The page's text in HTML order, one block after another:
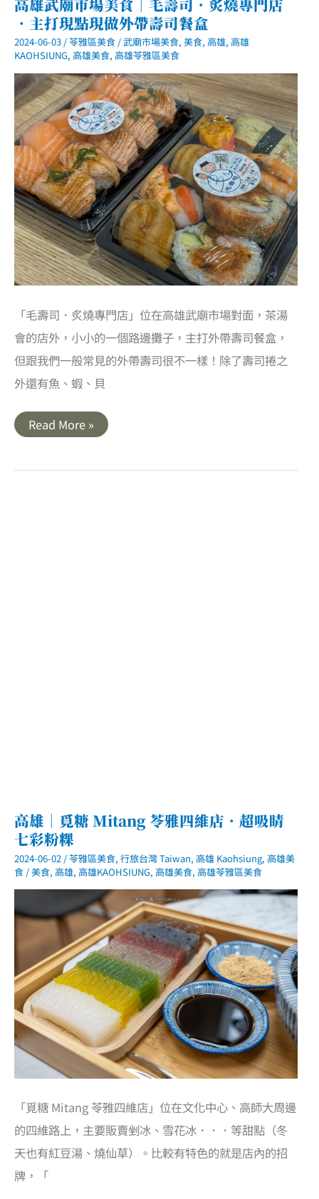
騎
士
炸
雞
MLD
鋁
門
市．
重
溫
小
時
候
的
經
典
滋
味
酥
脆
多
汁
的
金
炸
雞
．主打現點現做外帶壽司餐盒
2024-06-03 /苓雅區美食 /武廟市場美食, 美食, 高雄, 高雄
KAOHSIUNG, 高雄美食, 高雄苓雅區美食
「毛壽司．炙燒專門店」位在高雄武廟市場對面，茶湯
會的店外，小小的一個路邊攤子，主打外帶壽司餐盒，
但跟我們一般常見的外帶壽司很不一樣！除了壽司捲之
外還有魚、蝦、貝
高
雄
市
Read More »
高雄｜覓糖 Mitang 苓雅四維店．超吸睛
七彩粉粿
2024-06-02 /苓雅區美食, 行旅台灣 Taiwan, 高雄 Kaohsiung, 高雄美
食 /美食, 高雄, 高雄KAOHSIUNG, 高雄美食, 高雄苓雅區美食
「覓糖 Mitang 苓雅四維店」位在文化中心、高師大周邊
的四維路上，主要販賣剉冰、雪花冰．．．等甜點（冬
天也有紅豆湯、燒仙草）。比較有特色的就是店內的招
牌，「